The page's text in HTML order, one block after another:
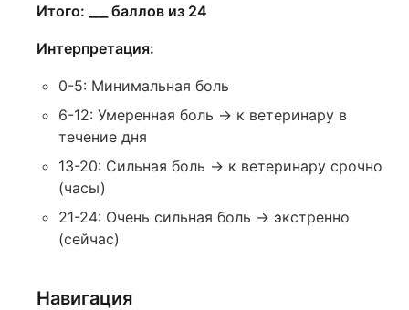
Итого: ___ баллов из 24
Интерпретация:
0-5: Минимальная боль
6-12: Умеренная боль → к ветеринару в
течение дня
13-20: Сильная боль → к ветеринару срочно
(часы)
21-24: Очень сильная боль → экстренно
(сейчас)
Навигация